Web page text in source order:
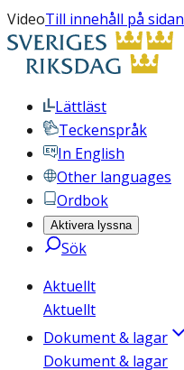
VideoTill innehåll på sidan
Lättläst
Teckenspråk
In English
Other languages
Ordbok
Aktivera lyssna
Sök
Aktuellt
Aktuellt
Dokument & lagar
Dokument & lagar